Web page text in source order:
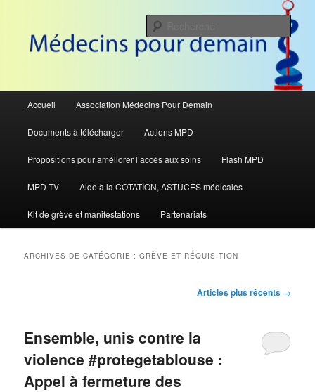
contenu
principal
contenu
secondaireMédecins Pour Demain
principal
Accueil Association Médecins Pour Demain
Documents à télécharger Actions MPD
Propositions pour améliorer l’accès aux soins Flash MPD
MPD TV Aide à la COTATION, ASTUCES médicales
Kit de grève et manifestations Partenariats
ARCHIVES DE CATÉGORIE :GRÈVE ET RÉQUISITION
Articles plus récents →
Ensemble, unis contre la
violence #protegetablouse :
Appel à fermeture des